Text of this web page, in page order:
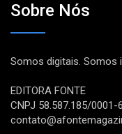
Sobre Nós
Somos digitais. Somos
EDITORA FONTE
CNPJ 58.587.185/0001-